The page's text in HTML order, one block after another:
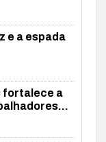
e a espada
fortalece a